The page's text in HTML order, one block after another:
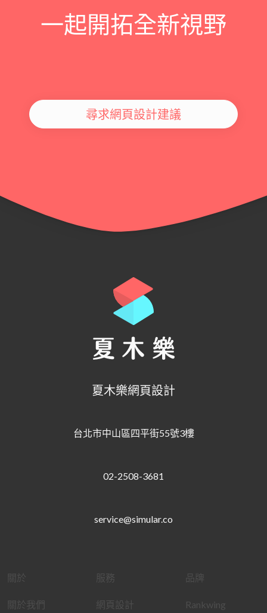
一起開拓全新視野
尋求網頁設計建議
夏木樂網頁設計
台北市中山區四平街55號3樓
02-2508-3681
service@simular.co
關於
關於我們
服務
網頁設計
品牌
Rankwing